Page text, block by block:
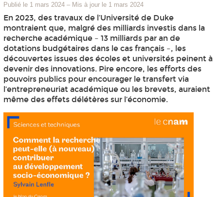
Publié le 1 mars 2024 – Mis à jour le 1 mars 2024
En 2023, des travaux de l’Université de Duke
montraient que, malgré des milliards investis dans la
recherche académique – 13 milliards par an de
dotations budgétaires dans le cas français –, les
découvertes issues des écoles et universités peinent à
devenir des innovations. Pire encore, les efforts des
pouvoirs publics pour encourager le transfert via
l’entrepreneuriat académique ou les brevets, auraient
même des effets délétères sur l’économie.